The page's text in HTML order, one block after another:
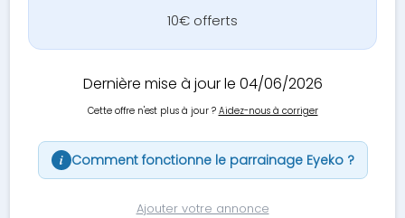
10€ offerts
Dernière mise à jour le 04/06/2026
Cette offre n'est plus à jour ? Aidez-nous à corriger
i Comment fonctionne le parrainage Eyeko ?
Ajouter votre annonce